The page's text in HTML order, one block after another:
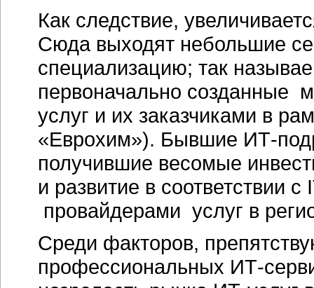
Как следствие,
Сюда выходят небольшие
специализацию; так
первоначально созданные
услуг и их заказчиками в
«Еврохим»). Бывшие ИТ-
получившие весомые
и развитие в соответствии
провайдерами услуг в
Среди факторов,
профессиональных ИТ-